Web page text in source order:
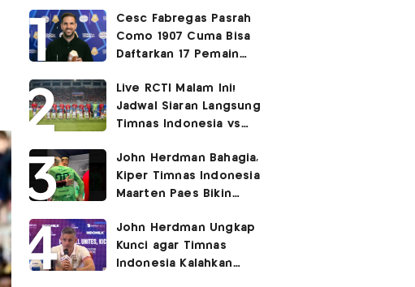
Cesc Fabregas Pasrah
Como 1907 Cuma Bisa
Daftarkan 17 Pemain
2026-2027
Live RCTI Malam Ini!
Jadwal Siaran Langsung
Timnas Indonesia vs
2026: Laga Hidup Mati
John Herdman Bahagia,
Kiper Timnas Indonesia
Maarten Paes Bikin
Duduk di Bangku
Cadangan!
John Herdman Ungkap
Kunci agar Timnas
Indonesia Kalahkan